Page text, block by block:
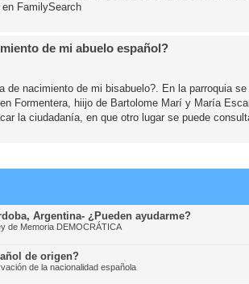
FamilySearch
de mi abuelo español?
de nacimiento de mi bisabuelo?. En la parroquia
Formentera, hiijo de Bartolome Marí y María
la ciudadanía, en que otro lugar se puede
Argentina- ¿Pueden ayudarme?
de Memoria DEMOCRÁTICA
de origen?
de la nacionalidad española